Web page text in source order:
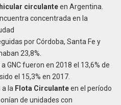
circulanteen Argentina.
concentrada en la
por Córdoba, Santa Fe y
23,8%.
GNC fueron en 2018 el 13,6% de
el 15,3% en 2017.
a laFlota Circulanteen el período
de unidades con